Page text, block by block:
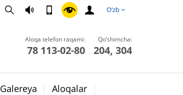
O’zb
Aloqa telefon raqami:
78 113-02-80
Qo‘shimcha:
204, 304
Galereya Aloqalar